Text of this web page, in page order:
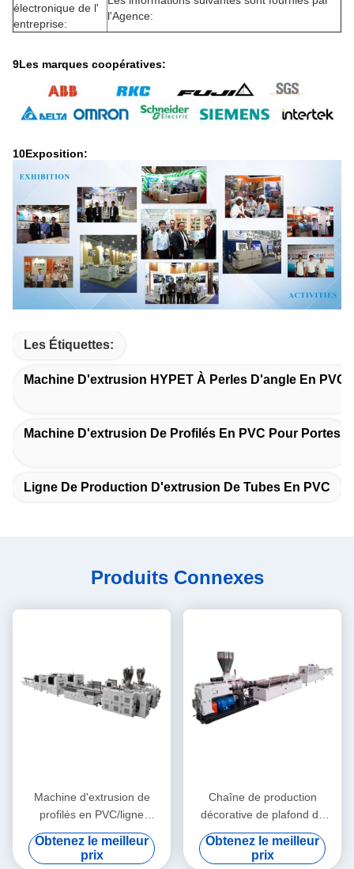
électronique de l'
entreprise:
l'Agence:
9Les marques coopératives:
10Exposition:
Les Étiquettes:
Machine D'extrusion HYPET À Perles D'angle En PVC
Machine D'extrusion De Profilés En PVC Pour Portes
Ligne De Production D'extrusion De Tubes En PVC
Produits Connexes
Machine d'extrusion de
profilés en PVC/ligne
d'extrusion de profilés en
PVC
Obtenez le meilleur
prix
Chaîne de production
décorative de plafond de
machine d'extrusion de profil
de WPC/WPC
Obtenez le meilleur
prix